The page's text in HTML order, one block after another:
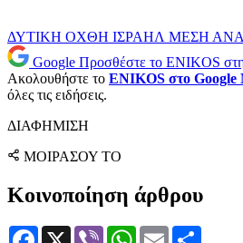
ΔΥΤΙΚΗ ΟΧΘΗ ΙΣΡΑΗΛ ΜΕΣΗ
Google Προσθέστε το ENIKOS
Ακολουθήστε το ENIKOS στο Google
όλες τις ειδήσεις.
ΔΙΑΦΗΜΙΣΗ
ΜΟΙΡΑΣΟΥ ΤΟ
Κοινοποίηση άρθρου
Facebook
X Viber WhatsApp
Email